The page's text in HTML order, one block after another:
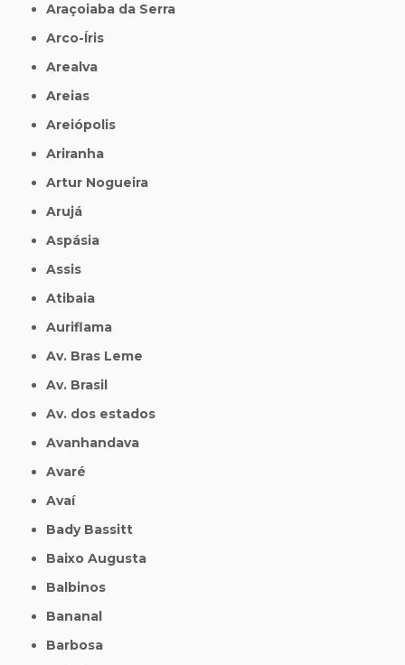
Araçoiaba da Serra
Arco-Íris
Arealva
Areias
Areiópolis
Ariranha
Artur Nogueira
Arujá
Aspásia
Assis
Atibaia
Auriflama
Av. Bras Leme
Av. Brasil
Av. dos estados
Avanhandava
Avaré
Avaí
Bady Bassitt
Baixo Augusta
Balbinos
Bananal
Barbosa